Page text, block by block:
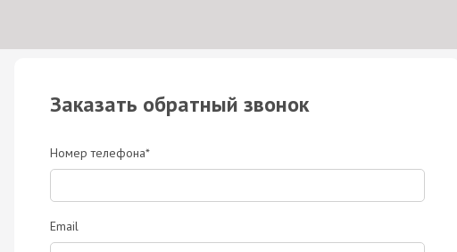
Заказать обратный звонок
Номер телефона*
Email